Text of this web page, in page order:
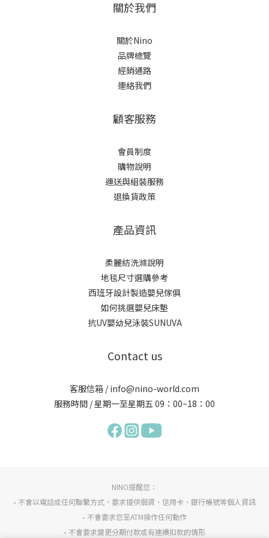
關於我們
關於Nino
品牌總覽
經銷通路
連絡我們
顧客服務
會員制度
購物說明
運送與組裝服務
退換貨政策
產品資訊
柔麗紡洗滌說明
地毯尺寸選購參考
西班牙設計製造嬰兒傢俱
如何挑選嬰兒床墊
抗UV嬰幼兒泳裝SUNUVA
Contact us
客服信箱 / info@nino-world.com
服務時間 / 星期一至星期五 09：00~18：00
NINO提醒您：
- 不會以電話或任何聯繫方式，要求提供個資、信用卡、銀行帳號等個人資訊
- 不會要求您至ATM操作任何動作
- 不會要求變更分期付款或有連續扣款的情形